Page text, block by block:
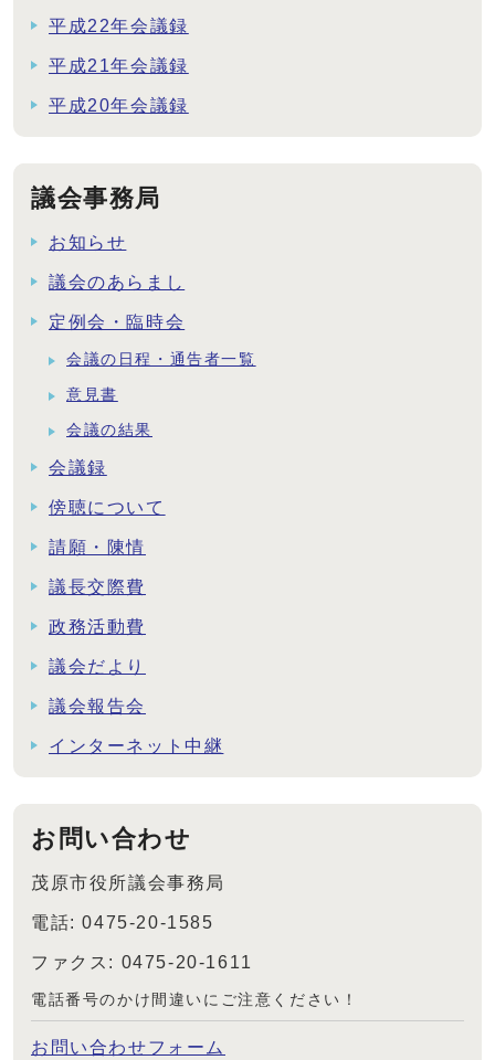
平成22年会議録
平成21年会議録
平成20年会議録
議会事務局
お知らせ
議会のあらまし
定例会・臨時会
会議の日程・通告者一覧
意見書
会議の結果
会議録
傍聴について
請願・陳情
議長交際費
政務活動費
議会だより
議会報告会
インターネット中継
お問い合わせ
茂原市役所議会事務局
電話: 0475-20-1585
ファクス: 0475-20-1611
電話番号のかけ間違いにご注意ください！
お問い合わせフォーム